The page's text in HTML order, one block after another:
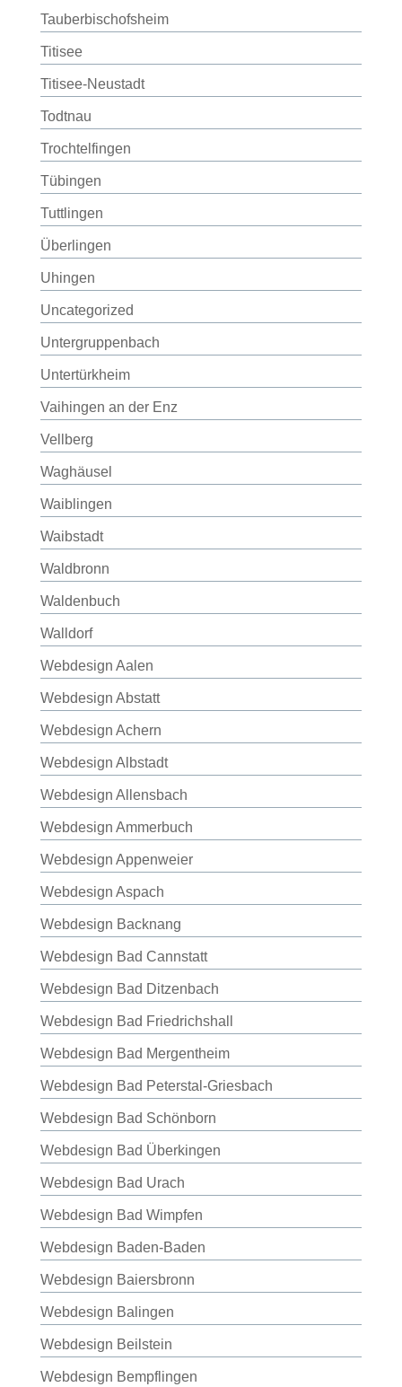
Tauberbischofsheim
Titisee
Titisee-Neustadt
Todtnau
Trochtelfingen
Tübingen
Tuttlingen
Überlingen
Uhingen
Uncategorized
Untergruppenbach
Untertürkheim
Vaihingen an der Enz
Vellberg
Waghäusel
Waiblingen
Waibstadt
Waldbronn
Waldenbuch
Walldorf
Webdesign Aalen
Webdesign Abstatt
Webdesign Achern
Webdesign Albstadt
Webdesign Allensbach
Webdesign Ammerbuch
Webdesign Appenweier
Webdesign Aspach
Webdesign Backnang
Webdesign Bad Cannstatt
Webdesign Bad Ditzenbach
Webdesign Bad Friedrichshall
Webdesign Bad Mergentheim
Webdesign Bad Peterstal-Griesbach
Webdesign Bad Schönborn
Webdesign Bad Überkingen
Webdesign Bad Urach
Webdesign Bad Wimpfen
Webdesign Baden-Baden
Webdesign Baiersbronn
Webdesign Balingen
Webdesign Beilstein
Webdesign Bempflingen